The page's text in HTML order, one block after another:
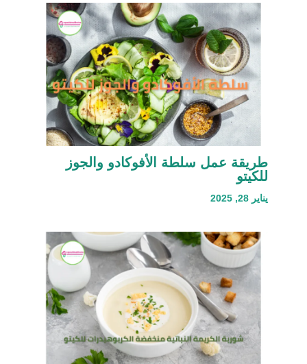
طريقة عمل سلطة الأفوكادو والجوز
للكيتو
يناير 28, 2025